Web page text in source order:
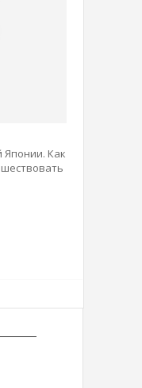
Японии. Как